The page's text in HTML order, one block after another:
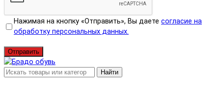
Нажимая на кнопку «Отправить», Вы даете согласие на
обработку персональных данных.
Отправить
Найти